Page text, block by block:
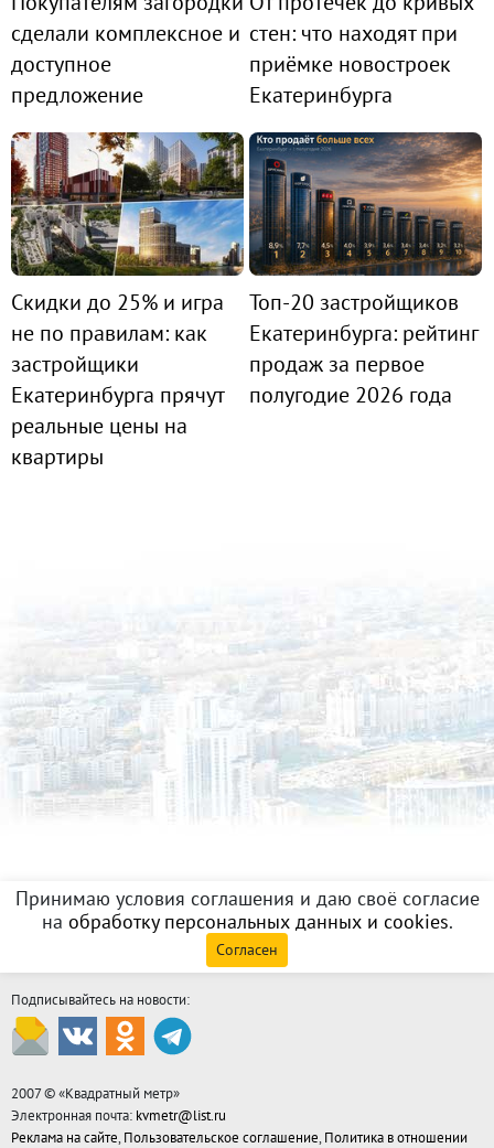
сделали комплексное и
доступное
предложение
стен: что находят при
приёмке новостроек
Екатеринбурга
Скидки до 25% и игра
не по правилам: как
застройщики
Екатеринбурга прячут
реальные цены на
квартиры
Топ-20 застройщиков
Екатеринбурга: рейтинг
продаж за первое
полугодие 2026 года
Принимаю условия соглашения и даю своё согласие
на обработку персональных данных и cookies.
Согласен
Подписывайтесь на новости:
2007 © «Квадратный метр»
Электронная почта: kvmetr@list.ru
Реклама на сайте, Пользовательское соглашение, Политика в отношении